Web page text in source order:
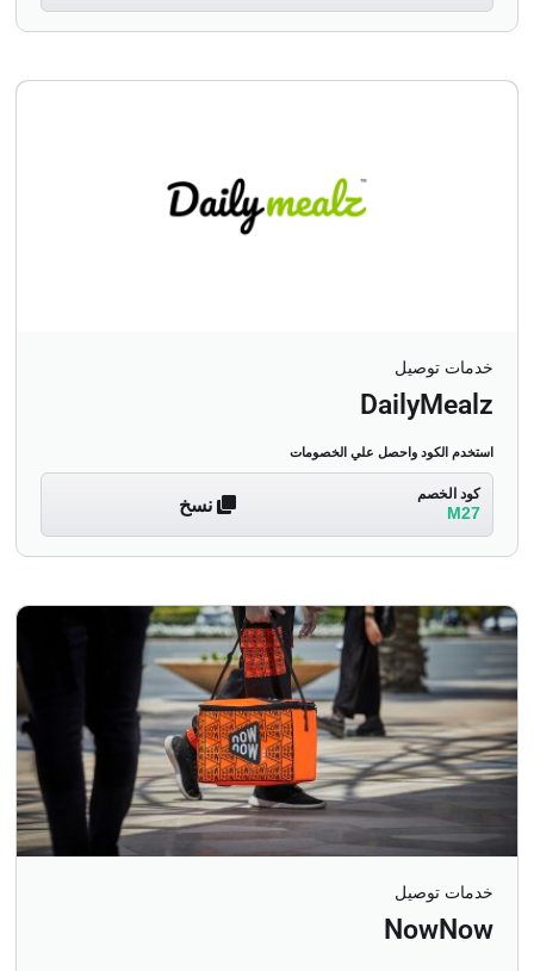
خدمات توصيل
DailyMealz
استخدم الكود واحصل علي الخصومات
كود الخصم
M27
خدمات توصيل
NowNow